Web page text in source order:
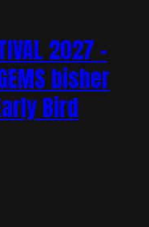
2027 –
bisher
Bird